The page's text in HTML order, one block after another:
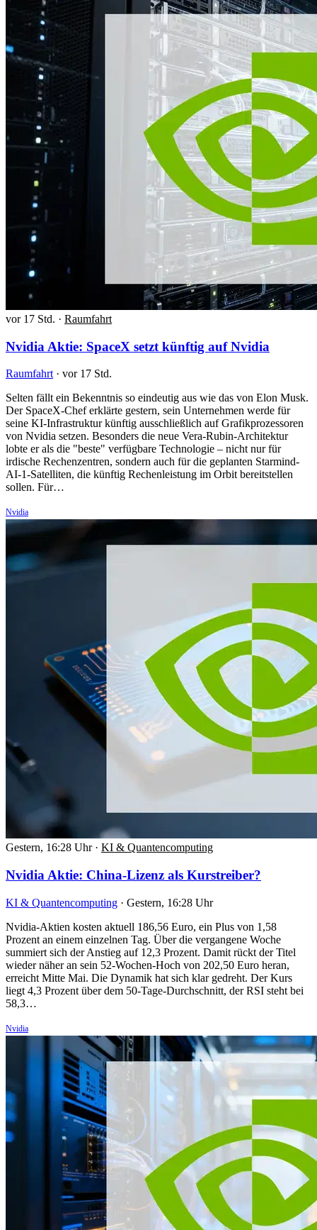
vor 17 Std. · Raumfahrt
Nvidia Aktie: SpaceX setzt künftig auf Nvidia
Raumfahrt · vor 17 Std.
Selten fällt ein Bekenntnis so eindeutig aus wie das von Elon Musk.
Der SpaceX-Chef erklärte gestern, sein Unternehmen werde für
seine KI-Infrastruktur künftig ausschließlich auf Grafikprozessoren
von Nvidia setzen. Besonders die neue Vera-Rubin-Architektur
lobte er als die "beste" verfügbare Technologie – nicht nur für
irdische Rechenzentren, sondern auch für die geplanten Starmind-
AI-1-Satelliten, die künftig Rechenleistung im Orbit bereitstellen
sollen. Für…
Nvidia
Gestern, 16:28 Uhr · KI & Quantencomputing
Nvidia Aktie: China-Lizenz als Kurstreiber?
KI & Quantencomputing · Gestern, 16:28 Uhr
Nvidia-Aktien kosten aktuell 186,56 Euro, ein Plus von 1,58
Prozent an einem einzelnen Tag. Über die vergangene Woche
summiert sich der Anstieg auf 12,3 Prozent. Damit rückt der Titel
wieder näher an sein 52-Wochen-Hoch von 202,50 Euro heran,
erreicht Mitte Mai. Die Dynamik hat sich klar gedreht. Der Kurs
liegt 4,3 Prozent über dem 50-Tage-Durchschnitt, der RSI steht bei
58,3…
Nvidia